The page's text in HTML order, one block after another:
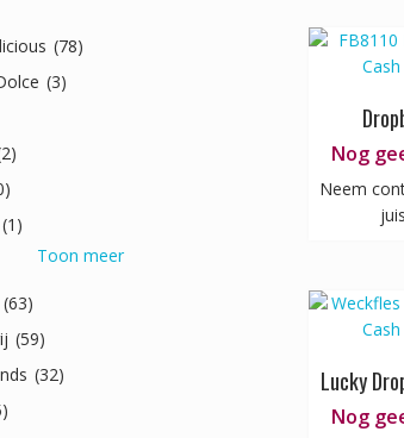
Nog
Neem
Lucky
Nog
(78)
(3)
(1)
Toon meer
(63)
(59)
(32)